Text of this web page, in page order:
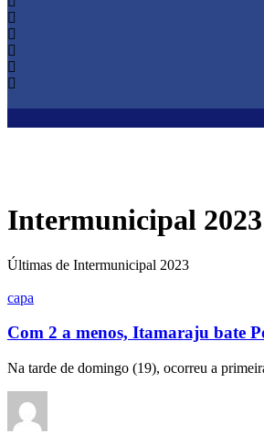
Intermunicipal 2023
Últimas de Intermunicipal 2023
capa
Com 2 a menos, Itamaraju bate
Na tarde de domingo (19), ocorreu a